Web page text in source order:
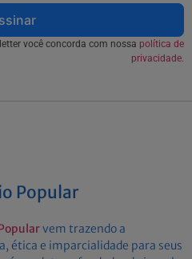
você concorda com nossa política de
privacidade.
Popular
vem trazendo a
ética e imparcialidade para seus